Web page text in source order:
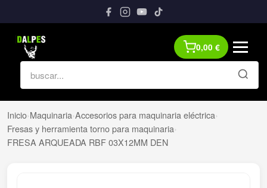
0,00 €
Inicio›Maquinaria›Accesorios para maquinaria eléctrica›
Fresas y herramienta torno para maquinaria›
FRESA ARQUEADA RBF 03X12MM DEN